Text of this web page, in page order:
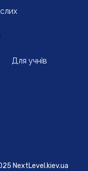
Для учнів
NextLevel.kiev.ua